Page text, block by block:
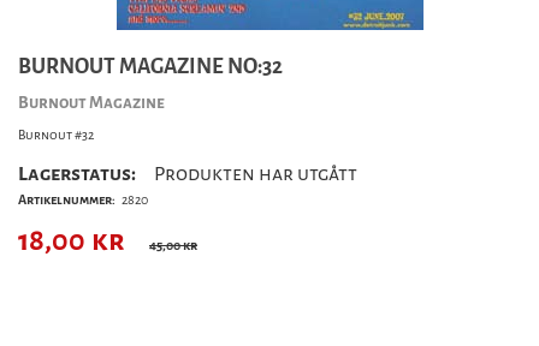
BURNOUT MAGAZINE NO:32
Burnout Magazine
Burnout #32
Lagerstatus: Produkten har utgått
Artikelnummer: 2820
18,00 kr 45,00 kr